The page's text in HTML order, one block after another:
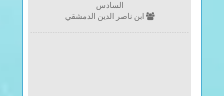
السادس
ابن ناصر الدين الدمشقي